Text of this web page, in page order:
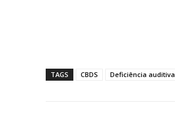
TAGS CBDS Deficiência auditiva